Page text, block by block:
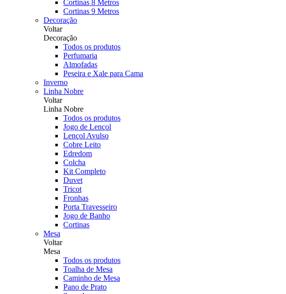
Cortinas 8 Metros
Cortinas 9 Metros
Decoração
Voltar
Decoração
Todos os produtos
Perfumaria
Almofadas
Peseira e Xale para Cama
Inverno
Linha Nobre
Voltar
Linha Nobre
Todos os produtos
Jogo de Lençol
Lençol Avulso
Cobre Leito
Edredom
Colcha
Kit Completo
Duvet
Tricot
Fronhas
Porta Travesseiro
Jogo de Banho
Cortinas
Mesa
Voltar
Mesa
Todos os produtos
Toalha de Mesa
Caminho de Mesa
Pano de Prato